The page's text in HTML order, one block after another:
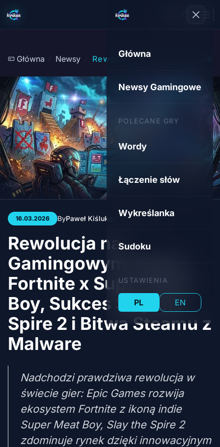
Główna
Newsy Gamingowe
POLECANE GRY
Wordy
Łączenie słów
Wykreślanka
Sudoku
USTAWIENIA
PL EN
Główna Newsy Rewolucja na Gamingowym
16.03.2026 ByPaweł Kiśluk 3 min 127
Rewolucja na
Gamingowym Rynku:
Fortnite x Super Meat
Boy, Sukces Slay the
Spire 2 i Bitwa Steamu z
Malware
Nadchodzi prawdziwa rewolucja w
świecie gier: Epic Games rozwija
ekosystem Fortnite z ikoną indie
Super Meat Boy, Slay the Spire 2
zdominuje rynek dzięki innowacyjnym